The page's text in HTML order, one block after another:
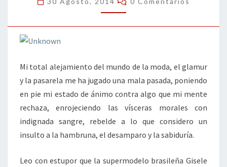
CUERPO
Mi total alejamiento del mundo de la moda, el glamur
y la pasarela me ha jugado una mala pasada, poniendo
en pie mi estado de ánimo contra algo que mi mente
rechaza, enrojeciendo las vísceras morales con
indignada sangre, rebelde a lo que considero un
insulto a la hambruna, el desamparo y la sabiduría.
Leo con estupor que la supermodelo brasileña Gisele